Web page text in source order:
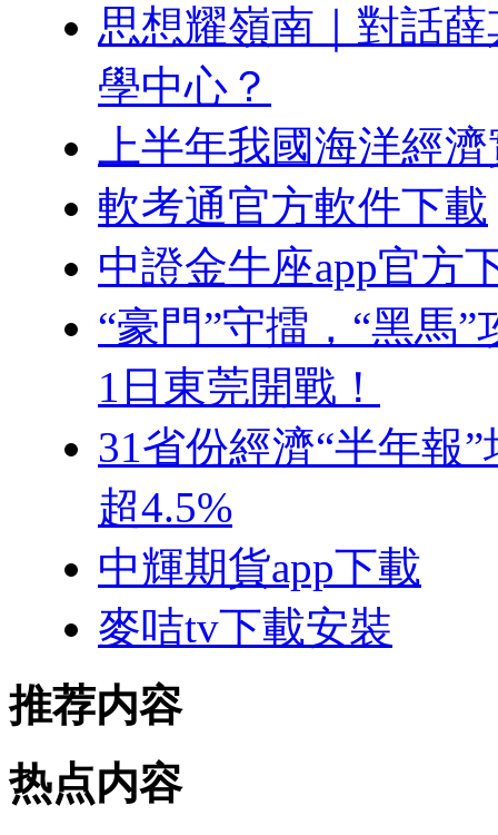
思想耀嶺南｜對話
學中心？
上半年我國海洋經
軟考通官方軟件下載
中證金牛座app官方
“豪門”守擂，“黑馬
1日東莞開戰！
31省份經濟“半年報
超4.5%
中輝期貨app下載
麥咭tv下載安裝
推荐内容
热点内容